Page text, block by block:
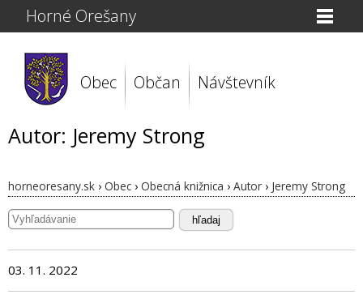
Horné Orešany
Obec Občan Návštevník
Autor: Jeremy Strong
horneoresany.sk › Obec › Obecná knižnica › Autor › Jeremy Strong
hľadaj
03. 11. 2022